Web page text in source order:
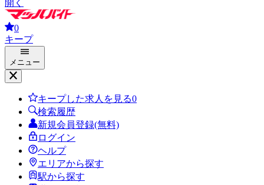
開く
0
キープ
メニュー
キープした求人を見る0
検索履歴
新規会員登録(無料)
ログイン
ヘルプ
エリアから探す
駅から探す